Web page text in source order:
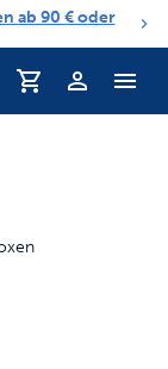
ab 90 € oder
Profil